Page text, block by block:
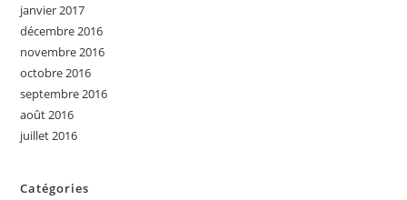
janvier 2017
décembre 2016
novembre 2016
octobre 2016
septembre 2016
août 2016
juillet 2016
Catégories